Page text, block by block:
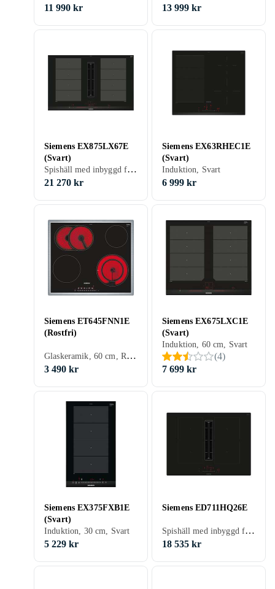
11 990 kr 13 999 kr
Siemens EX875LX67E
(Svart)
Spishäll med inbyggd fläkt, 80 cm, Svart
21 270 kr
Siemens EX63RHEC1E
(Svart)
Induktion, Svart
6 999 kr
Siemens ET645FNN1E
(Rostfri)
Glaskeramik, 60 cm, Rostfritt stål
3 490 kr
Siemens EX675LXC1E
(Svart)
Induktion, 60 cm, Svart
(4)
7 699 kr
Siemens EX375FXB1E
(Svart)
Induktion, 30 cm, Svart
5 229 kr
Siemens ED711HQ26E
Spishäll med inbyggd fläkt, Svart
18 535 kr